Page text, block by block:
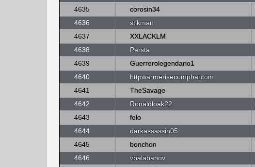
4635
corosin34
4636
stikman
4637
XXLACKLM
4638
Persta
4639
Guerrerolegendario1
4640
httpwarmerisecomphantom
4641
TheSavage
4642
Ronaldloak22
4643
felo
4644
darkassassin05
4645
bonchon
4646
vbalabanov